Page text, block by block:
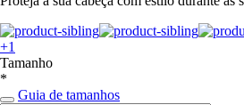
+1
Tamanho
*
Guia de tamanhos